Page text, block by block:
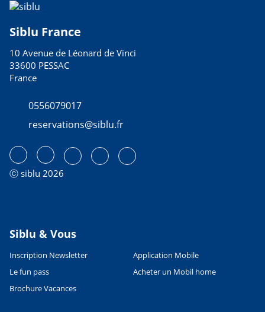
Siblu France
10 Avenue de Léonard de Vinci
33600 PESSAC
France
0556079017
reservations@siblu.fr
ⓒ siblu 2026
Siblu & Vous
Inscription Newsletter
Application Mobile
Le fun pass
Acheter un Mobil home
Brochure Vacances